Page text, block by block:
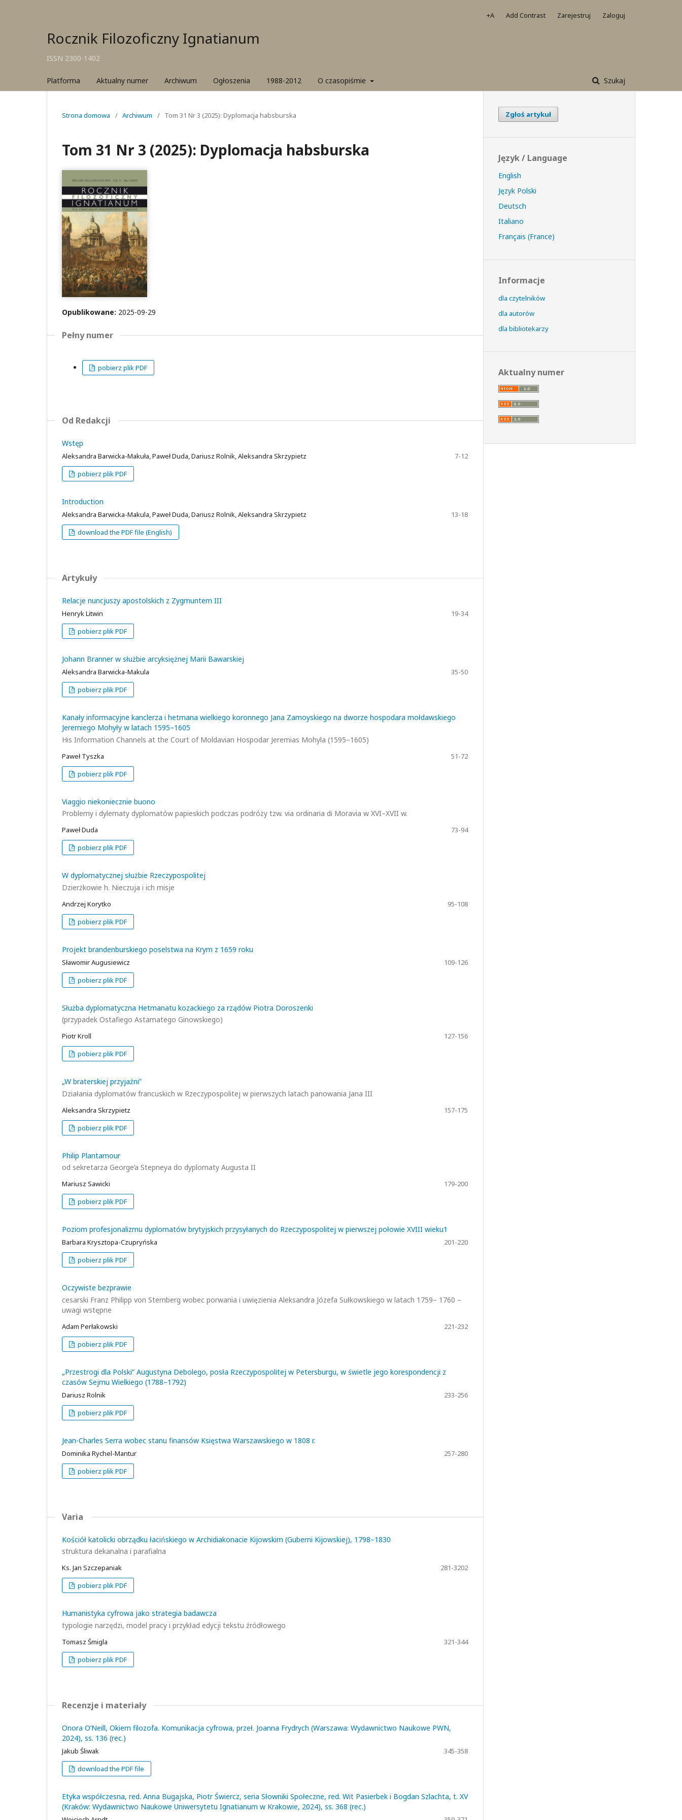
Rocznik Filozoficzny Ignatianum
ISSN 2300-1402
Platforma Aktualny numer Archiwum Ogłoszenia 1988-2012 O czasopiśmie Szukaj
+A Add Contrast Zarejestruj Zaloguj
Strona domowa / Archiwum / Tom 31 Nr 3 (2025): Dyplomacja habsburska
Tom 31 Nr 3 (2025): Dyplomacja habsburska
Opublikowane: 2025-09-29
Pełny numer
pobierz plik PDF
Od Redakcji
Wstęp
Aleksandra Barwicka-Makuła, Paweł Duda, Dariusz Rolnik, Aleksandra Skrzypietz
7-12
pobierz plik PDF
Introduction
Aleksandra Barwicka-Makula, Paweł Duda, Dariusz Rolnik, Aleksandra Skrzypietz
13-18
download the PDF file (English)
Artykuły
Relacje nuncjuszy apostolskich z Zygmuntem III
Henryk Litwin
19-34
pobierz plik PDF
Johann Branner w służbie arcyksiężnej Marii Bawarskiej
Aleksandra Barwicka-Makula
35-50
pobierz plik PDF
Kanały informacyjne kanclerza i hetmana wielkiego koronnego Jana Zamoyskiego na dworze hospodara mołdawskiego
Jeremiego Mohyły w latach 1595–1605
His Information Channels at the Court of Moldavian Hospodar Jeremias Mohyla (1595–1605)
Paweł Tyszka
51-72
pobierz plik PDF
Viaggio niekoniecznie buono
Problemy i dylematy dyplomatów papieskich podczas podróży tzw. via ordinaria di Moravia w XVI–XVII w.
Paweł Duda
73-94
pobierz plik PDF
W dyplomatycznej służbie Rzeczypospolitej
Dzierżkowie h. Nieczuja i ich misje
Andrzej Korytko
95-108
pobierz plik PDF
Projekt brandenburskiego poselstwa na Krym z 1659 roku
Sławomir Augusiewicz
109-126
pobierz plik PDF
Służba dyplomatyczna Hetmanatu kozackiego za rządów Piotra Doroszenki
(przypadek Ostafiego Astamatego Ginowskiego)
Piotr Kroll
127-156
pobierz plik PDF
„W braterskiej przyjaźni”
Działania dyplomatów francuskich w Rzeczypospolitej w pierwszych latach panowania Jana III
Aleksandra Skrzypietz
157-175
pobierz plik PDF
Philip Plantamour
od sekretarza George’a Stepneya do dyplomaty Augusta II
Mariusz Sawicki
179-200
pobierz plik PDF
Poziom profesjonalizmu dyplomatów brytyjskich przysyłanych do Rzeczypospolitej w pierwszej połowie XVIII wieku1
Barbara Krysztopa-Czupryńska
201-220
pobierz plik PDF
Oczywiste bezprawie
cesarski Franz Philipp von Sternberg wobec porwania i uwięzienia Aleksandra Józefa Sułkowskiego w latach 1759– 1760 –
uwagi wstępne
Adam Perłakowski
221-232
pobierz plik PDF
„Przestrogi dla Polski” Augustyna Debolego, posła Rzeczypospolitej w Petersburgu, w świetle jego korespondencji z
czasów Sejmu Wielkiego (1788–1792)
Dariusz Rolnik
233-256
pobierz plik PDF
Jean-Charles Serra wobec stanu finansów Księstwa Warszawskiego w 1808 r.
Dominika Rychel-Mantur
257-280
pobierz plik PDF
Varia
Kościół katolicki obrządku łacińskiego w Archidiakonacie Kijowskim (Guberni Kijowskiej), 1798–1830
struktura dekanalna i parafialna
Ks. Jan Szczepaniak
281-3202
pobierz plik PDF
Humanistyka cyfrowa jako strategia badawcza
typologie narzędzi, model pracy i przykład edycji tekstu źródłowego
Tomasz Śmigla
321-344
pobierz plik PDF
Recenzje i materiały
Onora O’Neill, Okiem filozofa. Komunikacja cyfrowa, przeł. Joanna Frydrych (Warszawa: Wydawnictwo Naukowe PWN,
2024), ss. 136 (rec.)
Jakub Śliwak
345-358
download the PDF file
Etyka współczesna, red. Anna Bugajska, Piotr Świercz, seria Słowniki Społeczne, red. Wit Pasierbek i Bogdan Szlachta, t. XV
(Kraków: Wydawnictwo Naukowe Uniwersytetu Ignatianum w Krakowie, 2024), ss. 368 (rec.)
Zgłoś artykuł
Język / Language
English
Język Polski
Deutsch
Italiano
Français (France)
Informacje
dla czytelników
dla autorów
dla bibliotekarzy
Aktualny numer